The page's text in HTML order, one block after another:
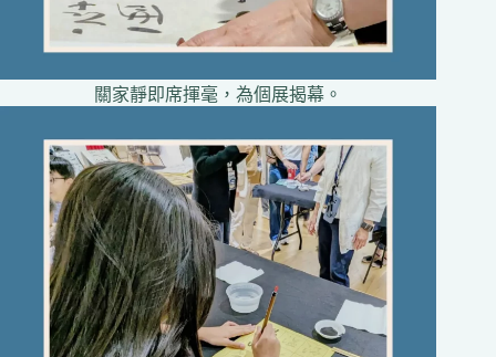
關家靜即席揮毫，為個展揭幕。